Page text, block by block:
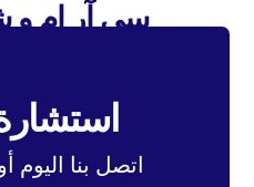
سی آر ام و
باستخدام التقنيات
اتصل بنا اليوم